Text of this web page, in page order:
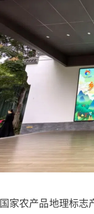
家农产品地理标志